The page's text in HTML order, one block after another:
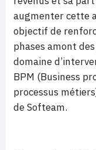
augmenter cette
objectif de
phases amont
domaine
BPM (Business
processus
de Softeam.